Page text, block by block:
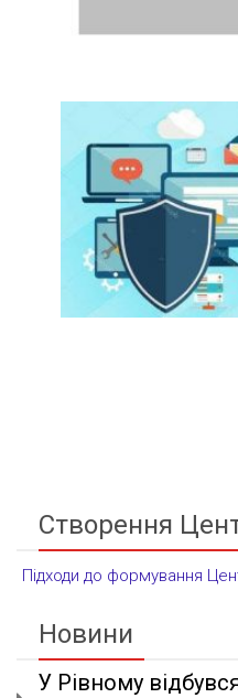
Створення
Підходи до формування
Новини
У Рівному